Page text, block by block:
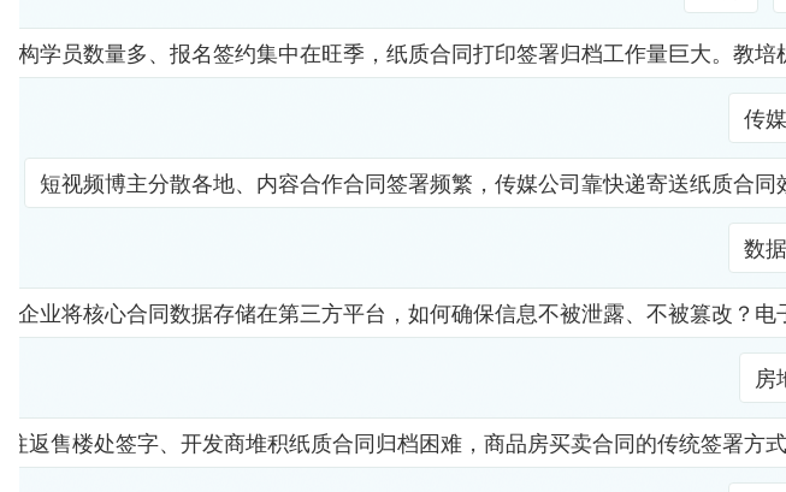
构学员数量多、报名签约集中在旺季，纸质合同打印签署归档工作量巨大。教
传
短视频博主分散各地、内容合作合同签署频繁，传媒公司靠快递寄送纸质合
数
企业将核心合同数据存储在第三方平台，如何确保信息不被泄露、不被篡改？
房
往返售楼处签字、开发商堆积纸质合同归档困难，商品房买卖合同的传统签署